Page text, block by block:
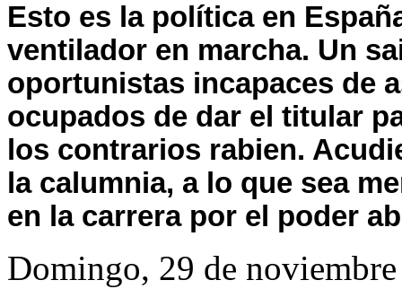
Esto es la política en
ventilador en marcha. Un
oportunistas incapaces de
ocupados de dar el titular
los contrarios rabien.
la calumnia, a lo que sea
en la carrera por el poder
Domingo, 29 de